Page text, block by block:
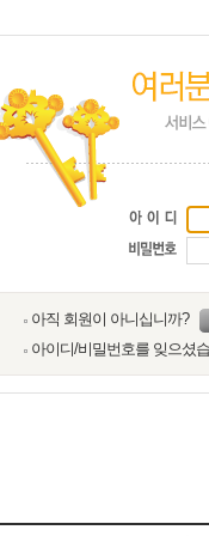
아직 회원이 아니십니까?
아이디/비밀번호를 잊으셨